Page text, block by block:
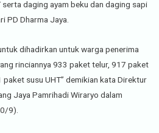
serta daging ayam beku dan daging sapi
PD Dharma Jaya.
dihadirkan untuk warga penerima
rinciannya 933 paket telur, 917 paket
susu UHT” demikian kata Direktur
Jaya Pamrihadi Wiraryo dalam
9).